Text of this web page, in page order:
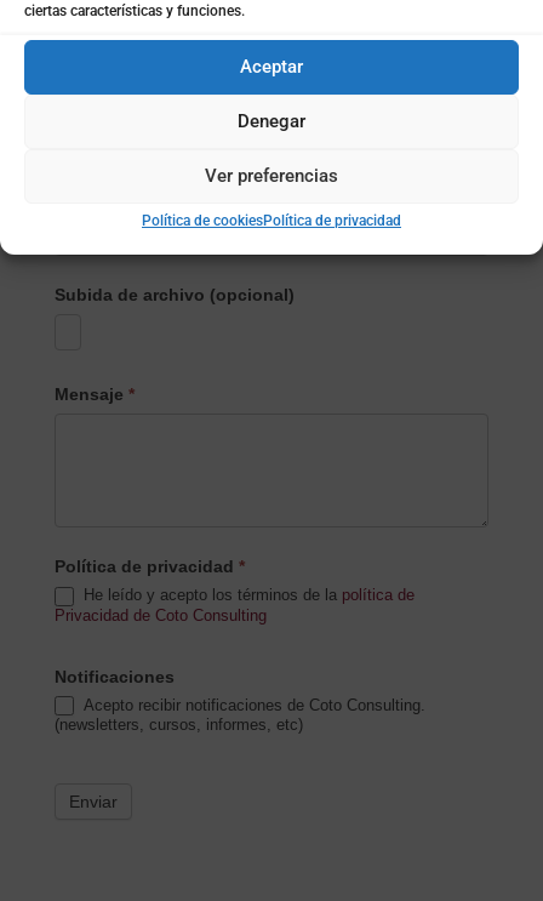
ciertas características y funciones.
Aceptar
Denegar
Ver preferencias
Política de cookiesPolítica de privacidad
¿Empresa o particular?*
Subida de archivo (opcional)
Mensaje *
Política de privacidad *
He leído y acepto los términos de la política de
Privacidad de Coto Consulting
Notificaciones
Acepto recibir notificaciones de Coto Consulting.
(newsletters, cursos, informes, etc)
Enviar